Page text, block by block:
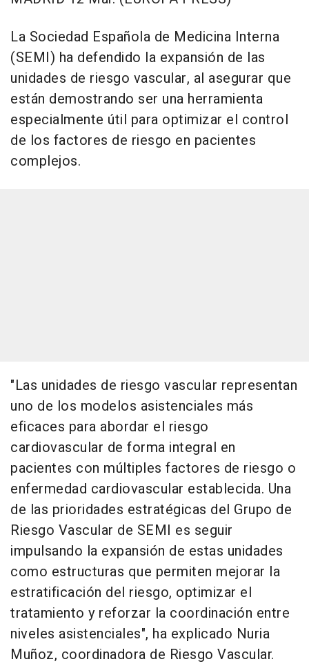
La Sociedad Española de Medicina Interna
(SEMI) ha defendido la expansión de las
unidades de riesgo vascular, al asegurar que
están demostrando ser una herramienta
especialmente útil para optimizar el control
de los factores de riesgo en pacientes
complejos.
"Las unidades de riesgo vascular representan
uno de los modelos asistenciales más
eficaces para abordar el riesgo
cardiovascular de forma integral en
pacientes con múltiples factores de riesgo o
enfermedad cardiovascular establecida. Una
de las prioridades estratégicas del Grupo de
Riesgo Vascular de SEMI es seguir
impulsando la expansión de estas unidades
como estructuras que permiten mejorar la
estratificación del riesgo, optimizar el
tratamiento y reforzar la coordinación entre
niveles asistenciales", ha explicado Nuria
Muñoz, coordinadora de Riesgo Vascular.